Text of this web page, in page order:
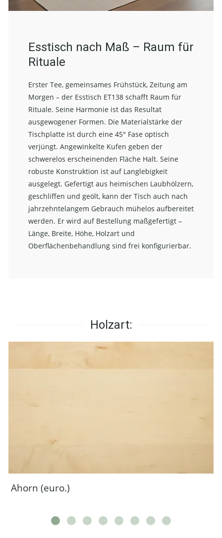
Esstisch nach Maß – Raum für
Rituale
Erster Tee, gemeinsames Frühstück, Zeitung am
Morgen – der Esstisch ET138 schafft Raum für
Rituale. Seine Harmonie ist das Resultat
ausgewogener Formen. Die Materialstärke der
Tischplatte ist durch eine 45° Fase optisch
verjüngt. Angewinkelte Kufen geben der
schwerelos erscheinenden Fläche Halt. Seine
robuste Konstruktion ist auf Langlebigkeit
ausgelegt. Gefertigt aus heimischen Laubhölzern,
geschliffen und geölt, kann der Tisch auch nach
jahrzehntelangem Gebrauch mühelos aufbereitet
werden. Er wird auf Bestellung maßgefertigt –
Länge, Breite, Höhe, Holzart und
Oberflächenbehandlung sind frei konfigurierbar.
Holzart:
Ahorn (euro.)